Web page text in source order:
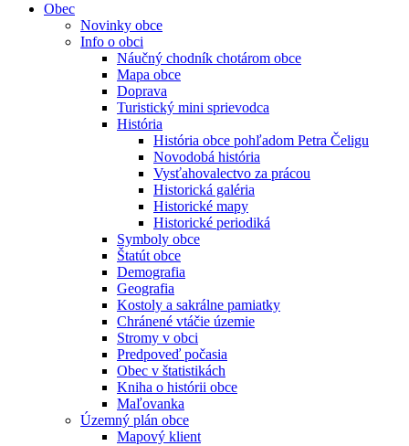
Obec
Novinky obce
Info o obci
Náučný chodník chotárom obce
Mapa obce
Doprava
Turistický mini sprievodca
História
História obce pohľadom Petra Čeligu
Novodobá história
Vysťahovalectvo za prácou
Historická galéria
Historické mapy
Historické periodiká
Symboly obce
Štatút obce
Demografia
Geografia
Kostoly a sakrálne pamiatky
Chránené vtáčie územie
Stromy v obci
Predpoveď počasia
Obec v štatistikách
Kniha o histórii obce
Maľovanka
Územný plán obce
Mapový klient